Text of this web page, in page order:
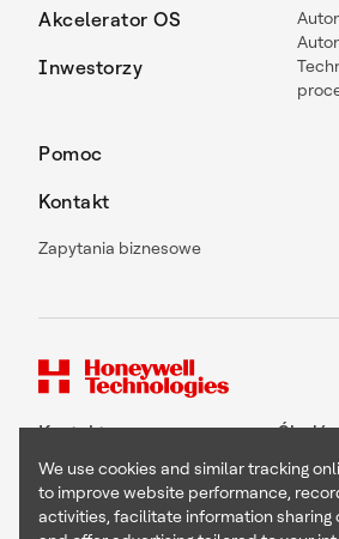
Akcelerator OS
Inwestorzy
Pomoc
Kontakt
Zapytania biznesowe
Kontakt Śledź
We use cookies and similar tracking
to improve website performance,
activities, facilitate information sharing